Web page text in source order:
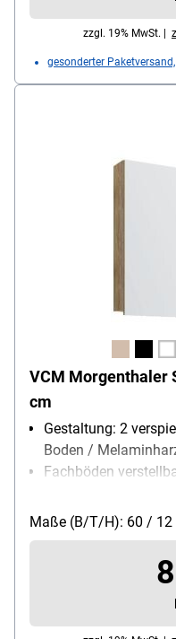
zzgl. 19% MwSt. |
gesonderter
VCM Morgenthaler
cm
Gestaltung: 2
Boden /
Fachböden
Maße (B/T/H): 60 / 12